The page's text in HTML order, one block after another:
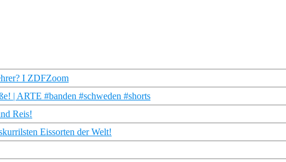
I ZDFZoom
| ARTE #banden #schweden #shorts
Reis!
Eissorten der Welt!